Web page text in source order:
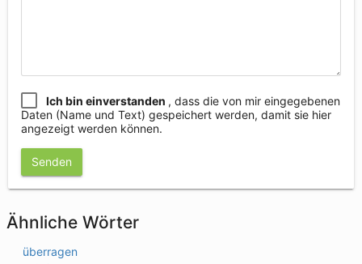
Ich bin einverstanden , dass die von mir eingegebenen
Daten (Name und Text) gespeichert werden, damit sie hier
angezeigt werden können.
Senden
Ähnliche Wörter
überragen